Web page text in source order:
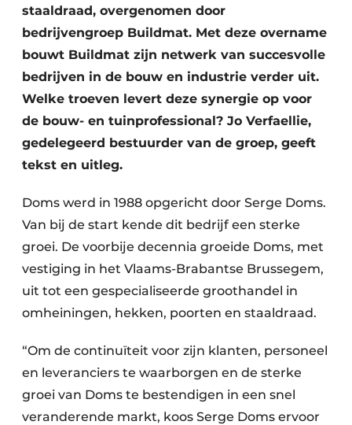
staaldraad, overgenomen door
bedrijvengroep Buildmat. Met deze overname
bouwt Buildmat zijn netwerk van succesvolle
bedrijven in de bouw en industrie verder uit.
Welke troeven levert deze synergie op voor
de bouw- en tuinprofessional? Jo Verfaellie,
gedelegeerd bestuurder van de groep, geeft
tekst en uitleg.
Doms werd in 1988 opgericht door Serge Doms.
Van bij de start kende dit bedrijf een sterke
groei. De voorbije decennia groeide Doms, met
vestiging in het Vlaams-Brabantse Brussegem,
uit tot een gespecialiseerde groothandel in
omheiningen, hekken, poorten en staaldraad.
“Om de continuïteit voor zijn klanten, personeel
en leveranciers te waarborgen en de sterke
groei van Doms te bestendigen in een snel
veranderende markt, koos Serge Doms ervoor